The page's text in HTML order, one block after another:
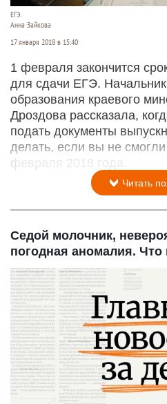
ЕГЭ.
Анна Зайкова
17 января 2018 в 15:40
1 февраля закончится
для сдачи ЕГЭ.
образования краевого
Дроздова рассказала,
подать документы
делать, если вы не
февраля 2018 года.
Читать
Седой молочник,
погодная аномалия.